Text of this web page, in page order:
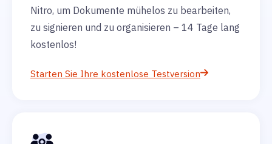
Nitro, um Dokumente mühelos zu bearbeiten,
zu signieren und zu organisieren – 14 Tage lang
kostenlos!
Starten Sie Ihre kostenlose Testversion